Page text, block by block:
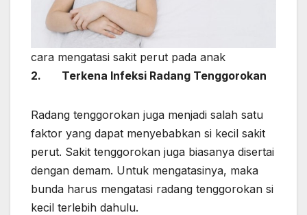
cara mengatasi sakit perut pada anak
2.
Terkena Infeksi Radang Tenggorokan
Radang tenggorokan juga menjadi salah satu
faktor yang dapat menyebabkan si kecil sakit
perut. Sakit tenggorokan juga biasanya disertai
dengan demam. Untuk mengatasinya, maka
bunda harus mengatasi radang tenggorokan si
kecil terlebih dahulu.